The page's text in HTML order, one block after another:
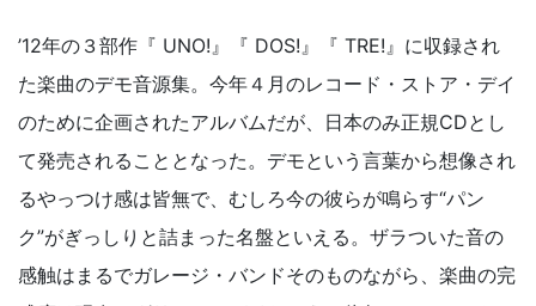
’12年の３部作『 UNO!』『 DOS!』『 TRE!』に収録され
た楽曲のデモ音源集。今年４月のレコード・ストア・デイ
のために企画されたアルバムだが、日本のみ正規CDとし
て発売されることとなった。デモという言葉から想像され
るやっつけ感は皆無で、むしろ今の彼らが鳴らす“パン
ク”がぎっしりと詰まった名盤といえる。ザラついた音の
感触はまるでガレージ・バンドそのものながら、楽曲の完